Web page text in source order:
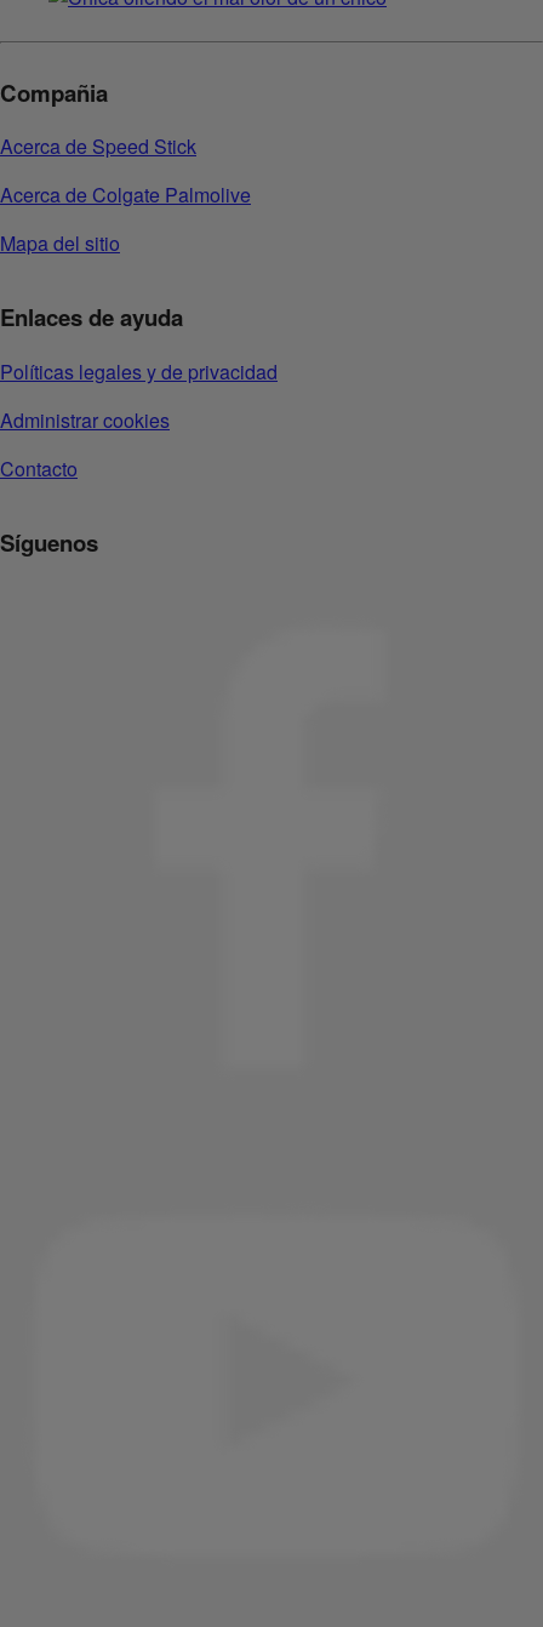
Compañia
Acerca de Speed Stick
Acerca de Colgate Palmolive
Mapa del sitio
Enlaces de ayuda
Políticas legales y de privacidad
Administrar cookies
Contacto
Síguenos